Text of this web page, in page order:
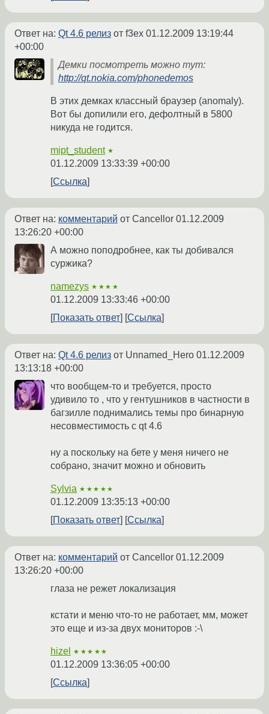
Ответ на: Qt 4.6 релиз от f3ex 01.12.2009 13:19:44
+00:00
Демки посмотреть можно тут:
http://qt.nokia.com/phonedemos
В этих демках классный браузер (anomaly).
Вот бы допилили его, дефолтный в 5800
никуда не годится.
mipt_student ★
01.12.2009 13:33:39 +00:00
Ссылка
Ответ на: комментарий от Cancellor 01.12.2009
13:26:20 +00:00
А можно поподробнее, как ты добивался
суржика?
namezys ★★★★
01.12.2009 13:33:46 +00:00
Показать ответ
Ссылка
Ответ на: Qt 4.6 релиз от Unnamed_Hero 01.12.2009
13:13:18 +00:00
что вообщем-то и требуется, просто
удивило то , что у гентушников в частности в
багзилле поднимались темы про бинарную
несовместимость с qt 4.6
ну а поскольку на бете у меня ничего не
собрано, значит можно и обновить
Sylvia ★★★★★
01.12.2009 13:35:13 +00:00
Показать ответ
Ссылка
Ответ на: комментарий от Cancellor 01.12.2009
13:26:20 +00:00
глаза не режет локализация
кстати и меню что-то не работает, мм, может
это еще и из-за двух мониторов :-\
hizel ★★★★★
01.12.2009 13:36:05 +00:00
Ссылка